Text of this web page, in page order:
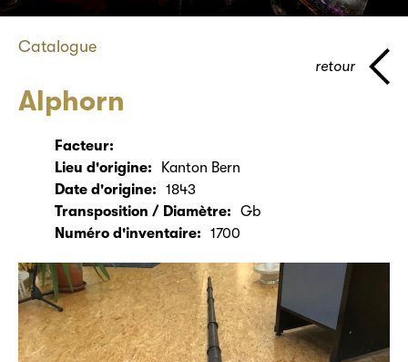
Catalogue
Alphorn
retour
Facteur:
Lieu d'origine:
Kanton Bern
Date d'origine:
1843
Transposition / Diamètre:
Gb
Numéro d'inventaire:
1700